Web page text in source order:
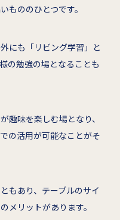
もののひとつです。
にも「リビング学習」と
の勉強の場となることも
趣味を楽しむ場となり、
の活用が可能なことがそ
もあり、テーブルのサイ
メリットがあります。